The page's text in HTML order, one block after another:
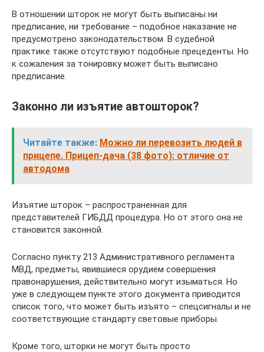
В отношении шторок не могут быть выписаны ни
предписание, ни требование – подобное наказание не
предусмотрено законодательством. В судебной
практике также отсутствуют подобные прецеденты. Но
к сожаления за тонировку может быть выписано
предписание.
Законно ли изъятие автошторок?
Читайте также: Можно ли перевозить людей в
прицепе. Прицеп-дача (38 фото): отличие от
автодома
Изъятие шторок – распространенная для
представителей ГИБДД процедура. Но от этого она не
становится законной.
Согласно пункту 213 Административного регламента
МВД, предметы, явившиеся орудием совершения
правонарушения, действительно могут изыматься. Но
уже в следующем пункте этого документа приводится
список того, что может быть изъято – спецсигналы и не
соответствующие стандарту световые приборы.
Кроме того, шторки не могут быть просто